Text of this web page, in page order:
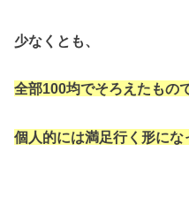
少なくとも、
全部100均でそろえたもの
個人的には満足行く形にな